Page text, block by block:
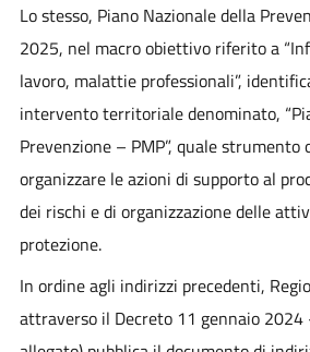
Lo stesso, Piano Nazionale della
2025, nel macro obiettivo riferito a
lavoro, malattie professionali”,
intervento territoriale denominato,
Prevenzione – PMP”, quale strumento
organizzare le azioni di supporto al
dei rischi e di organizzazione delle
protezione.
In ordine agli indirizzi precedenti,
attraverso il Decreto 11 gennaio 2024